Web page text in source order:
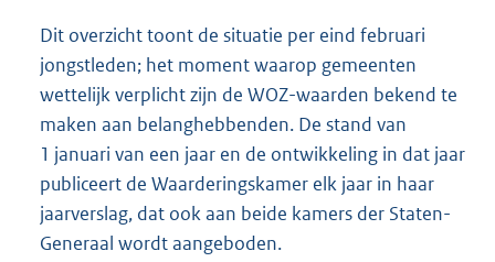
Dit overzicht toont de situatie per eind februari
jongstleden; het moment waarop gemeenten
wettelijk verplicht zijn de WOZ-waarden bekend te
maken aan belanghebbenden. De stand van
1 januari van een jaar en de ontwikkeling in dat jaar
publiceert de Waarderingskamer elk jaar in haar
jaarverslag, dat ook aan beide kamers der Staten-
Generaal wordt aangeboden.